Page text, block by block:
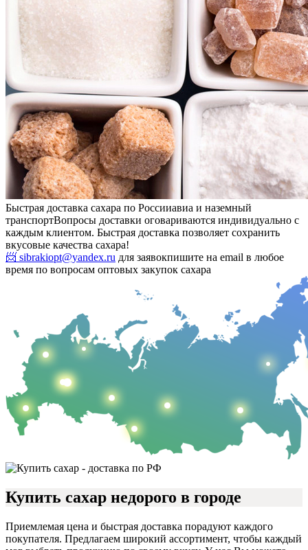
Быстрая доставка сахара по Россииавиа и наземный
транспортВопросы доставки оговариваются индивидуально с
каждым клиентом. Быстрая доставка позволяет сохранить
вкусовые качества сахара!
📨 sibrakiopt@yandex.ru для заявокпишите на email в любое
время по вопросам оптовых закупок сахара
Купить сахар недорого в городе
Приемлемая цена и быстрая доставка порадуют каждого
покупателя. Предлагаем широкий ассортимент, чтобы каждый